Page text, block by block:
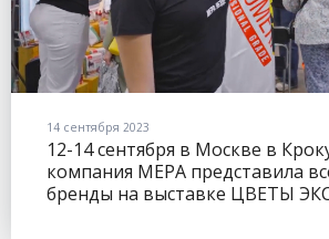
14 сентября 2023
12-14 сентября в Москве в
компания МЕРА представила
бренды на выставке ЦВЕТЫ